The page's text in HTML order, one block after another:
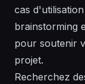
cas
brainstorming
pour soutenir
projet.
Recherchez